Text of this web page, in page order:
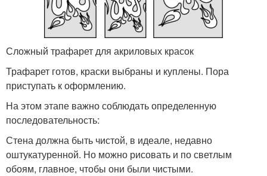
Сложный трафарет для акриловых красок
Трафарет готов, краски выбраны и куплены. Пора
приступать к оформлению.
На этом этапе важно соблюдать определенную
последовательность:
Стена должна быть чистой, в идеале, недавно
оштукатуренной. Но можно рисовать и по светлым
обоям, главное, чтобы они были чистыми.